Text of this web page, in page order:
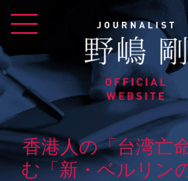
content
香港人の「台湾亡
む「新・ベルリン